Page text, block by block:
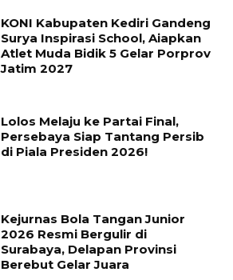
KONI Kabupaten Kediri Gandeng
Surya Inspirasi School, Aiapkan
Atlet Muda Bidik 5 Gelar Porprov
Jatim 2027
Lolos Melaju ke Partai Final,
Persebaya Siap Tantang Persib
di Piala Presiden 2026!
Kejurnas Bola Tangan Junior
2026 Resmi Bergulir di
Surabaya, Delapan Provinsi
Berebut Gelar Juara